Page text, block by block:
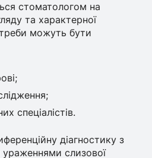
стоматологом на
та характерної
можуть бути
спеціалістів.
діагностику з
слизової